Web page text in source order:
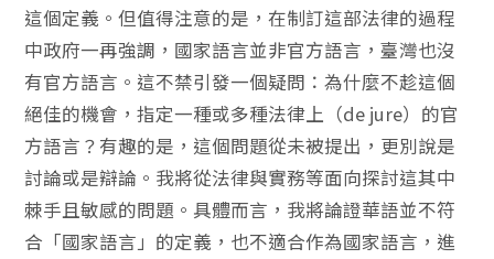
這個定義。但值得注意的是，在制訂這部法律的過程
中政府一再強調，國家語言並非官方語言，臺灣也沒
有官方語言。這不禁引發一個疑問：為什麼不趁這個
絕佳的機會，指定一種或多種法律上（de jure）的官
方語言？有趣的是，這個問題從未被提出，更別說是
討論或是辯論。我將從法律與實務等面向探討這其中
棘手且敏感的問題。具體而言，我將論證華語並不符
合「國家語言」的定義，也不適合作為國家語言，進